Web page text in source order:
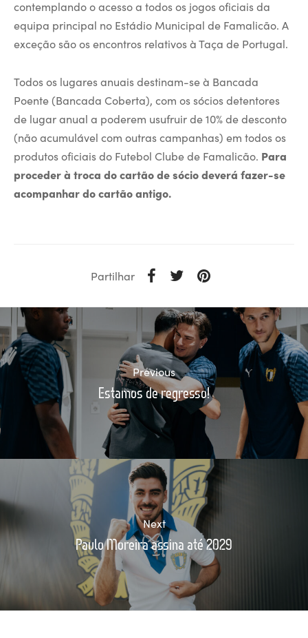
contemplando o acesso a todos os jogos oficiais da
equipa principal no Estádio Municipal de Famalicão. A
exceção são os encontros relativos à Taça de Portugal.
Todos os lugares anuais destinam-se à Bancada
Poente (Bancada Coberta), com os sócios detentores
de lugar anual a poderem usufruir de 10% de desconto
(não acumulável com outras campanhas) em todos os
produtos oficiais do Futebol Clube de Famalicão. Para
proceder à troca do cartão de sócio deverá fazer-se
acompanhar do cartão antigo.
Partilhar
Previous
Estamos de regresso!
Next
Paulo Moreira assina até 2029